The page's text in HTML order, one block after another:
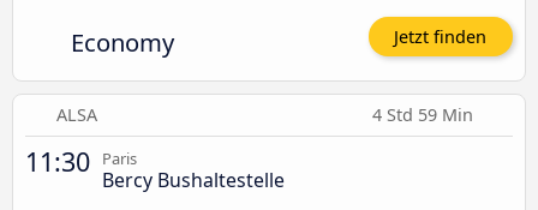
Economy Jetzt finden
ALSA 4 Std 59 Min
11:30 Paris
Bercy Bushaltestelle